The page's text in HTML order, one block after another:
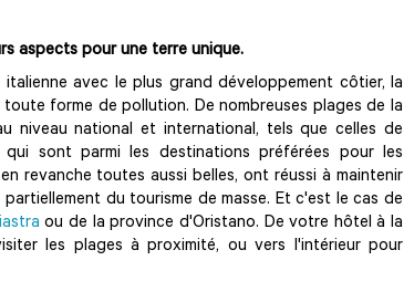
aspects pour une terre unique.
avec le plus grand développement côtier, la
forme de pollution. De nombreuses plages de la
niveau national et international, tels que celles de
qui sont parmi les destinations préférées pour les
revanche toutes aussi belles, ont réussi à maintenir
du tourisme de masse. Et c'est le cas de
ou de la province d'Oristano. De votre hôtel à la
les plages à proximité, ou vers l'intérieur pour